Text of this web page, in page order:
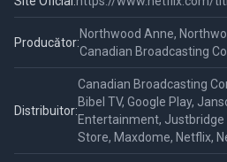
Producător:
Northwood Anne,
Canadian Broadcasting
Distribuitor:
Canadian Broadcasting
Bibel TV, Google Play,
Entertainment,
Store, Maxdome, Netflix,